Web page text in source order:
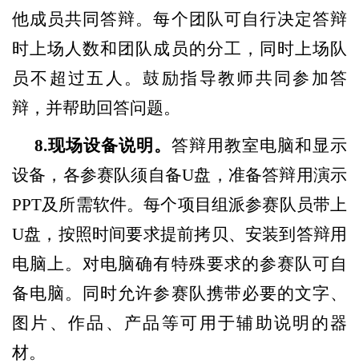
他成员共同答辩。每个团队可自行决定答辩
时上场人数和团队成员的分工，同时上场队
员不超过五人。鼓励指导教师共同参加答
辩，并帮助回答问题。
8.现场设备说明。 答辩用教室电脑和显示
设备，各参赛队须自备U盘，准备答辩用演示
PPT及所需软件。每个项目组派参赛队员带上
U盘，按照时间要求提前拷贝、安装到答辩用
电脑上。对电脑确有特殊要求的参赛队可自
备电脑。同时允许参赛队携带必要的文字、
图片、作品、产品等可用于辅助说明的器
材。